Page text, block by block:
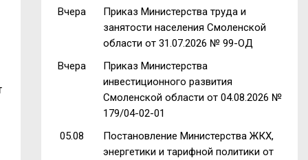
Вчера
Приказ Министерства труда и
занятости населения Смоленской
области от 31.07.2026 № 99-ОД
Вчера
Приказ Министерства
инвестиционного развития
Смоленской области от 04.08.2026 №
179/04-02-01
05.08
Постановление Министерства ЖКХ,
энергетики и тарифной политики от